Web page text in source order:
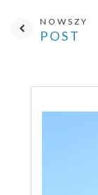
NOWSZY
POST